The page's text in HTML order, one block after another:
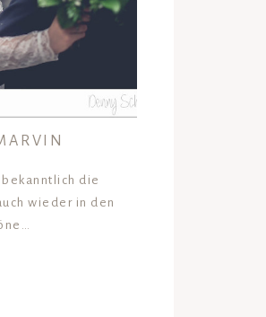
die
wieder in den